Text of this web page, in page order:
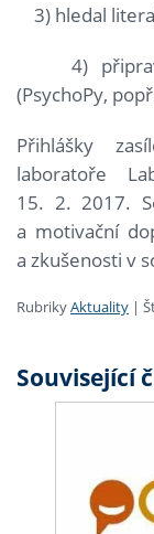
3) hledal
4)
(PsychoPy,
Přihlášky
laboratoře
15. 2. 2017.
a motivační
a zkušenosti v
RubrikyAktuality |
Související